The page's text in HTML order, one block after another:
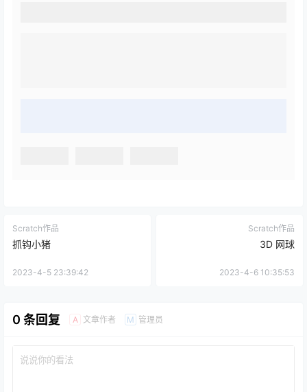
Scratch作品
抓钩小猪
2023-4-5 23:39:42
Scratch作品
3D 网球
2023-4-6 10:35:53
0 条回复 A 文章作者 M 管理员